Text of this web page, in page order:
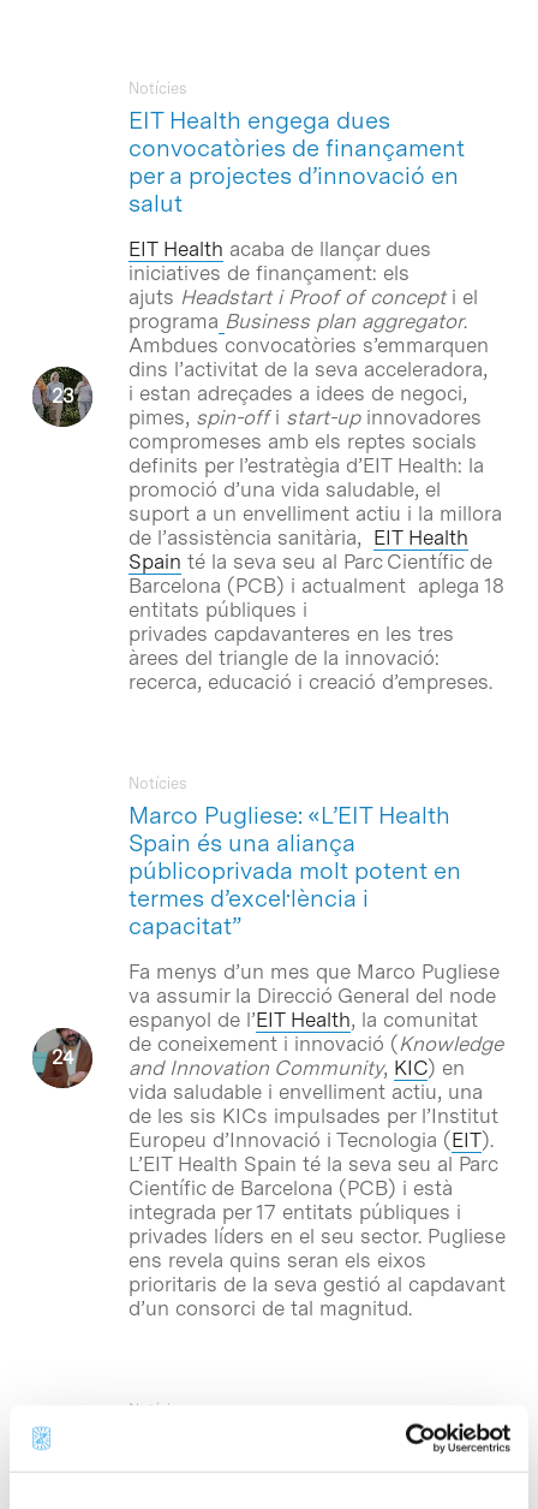
EIT Health engega dues
convocatòries de finançament
per a projectes d’innovació en
salut
Notícies
EIT Health acaba de llançar dues
iniciatives de finançament: els
ajuts Headstart i Proof of concept i el
programa Business plan aggregator.
Ambdues convocatòries s’emmarquen
dins l’activitat de la seva acceleradora,
i estan adreçades a idees de negoci,
pimes, spin-offi start-upinnovadores
compromeses amb els reptes socials
definits per l’estratègia d’EIT Health: la
promoció d’una vida saludable, el
suport a un envelliment actiu i la millora
de l’assistència sanitària, EIT Health
Spain té la seva seu al Parc Científic de
Barcelona (PCB) i actualment aplega 18
entitats públiques i
privades capdavanteres en les tres
àrees del triangle de la innovació:
recerca, educació i creació d’empreses.
Marco Pugliese: «L’EIT Health
Spain és una aliança
públicoprivada molt potent en
termes d’excel·lència i
capacitat”
Notícies
Fa menys d’un mes que Marco Pugliese
va assumir la Direcció General del node
espanyol de l’EIT Health, la comunitat
de coneixement i innovació (Knowledge
and Innovation Community, KIC) en
vida saludable i envelliment actiu, una
de les sis KICs impulsades per l’Institut
Europeu d’Innovació i Tecnologia (EIT).
L’EIT Health Spain té la seva seu al Parc
Científic de Barcelona (PCB) i està
integrada per 17 entitats públiques i
privades líders en el seu sector. Pugliese
ens revela quins seran els eixos
prioritaris de la seva gestió al capdavant
d’un consorci de tal magnitud.
Summer School ‘Innovation &
Notícies